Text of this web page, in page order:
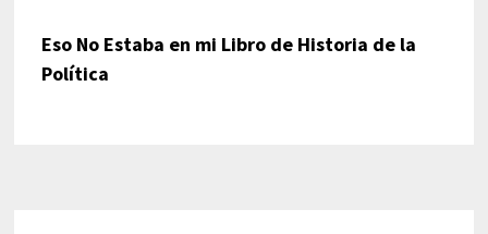
Eso No Estaba en mi Libro de Historia de la
Política